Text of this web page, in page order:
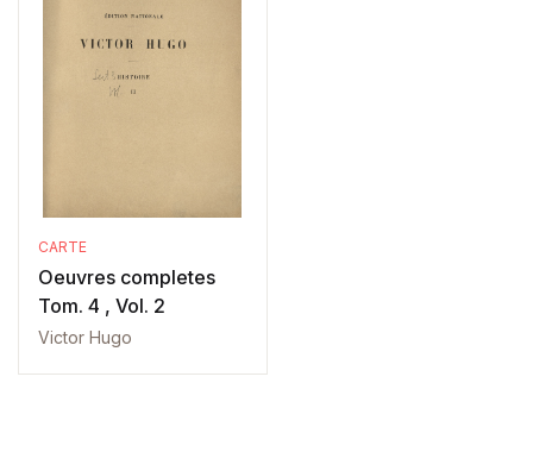
CARTE
Oeuvres completes
Tom. 4 , Vol. 2
Victor Hugo